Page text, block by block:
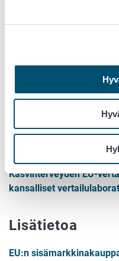
kansallisena
Suomen
nimennyt Ruokaviraston
Kasvinterveyden EU-
kansalliset
Lisätietoa
EU:n